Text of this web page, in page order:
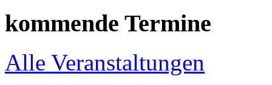
kommende Termine
Alle Veranstaltungen